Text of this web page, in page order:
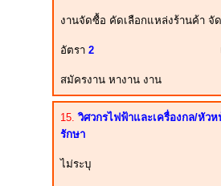
งานจัดซื้อ คัดเลือกแหล่งร้านค้า จั
อัตรา 2
สมัครงาน หางาน งาน
15. วิศวกรไฟฟ้าและเครื่องกล/หัว
รักษา
ไม่ระบุ